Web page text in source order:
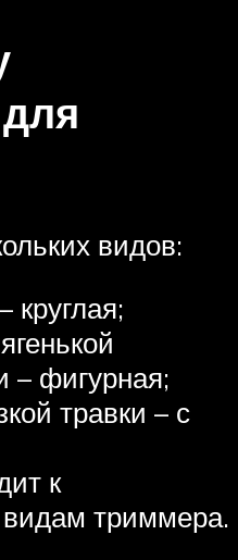
видов:
круглая;
– фигурная;
травки – с
к
триммера.